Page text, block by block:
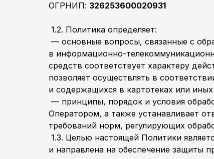
ОГРНИП: 326253600020931
1.2. Политика определяет:
— основные вопросы, связанные с
в информационно-
средств соответствует характеру
позволяет осуществлять в
и содержащихся в картотеках или
— принципы, порядок и условия
Оператором, а также устанавливает
требований норм, регулирующих
1.3. Целью настоящей Политики
и направлена на обеспечение защиты